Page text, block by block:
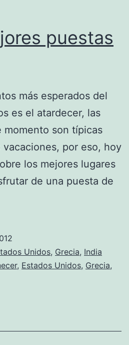
puestas
más esperados del
es el atardecer, las
son típicas
vacaciones, por eso, hoy
los mejores lugares
de una puesta de
Unidos, Grecia, India
, Estados Unidos, Grecia,